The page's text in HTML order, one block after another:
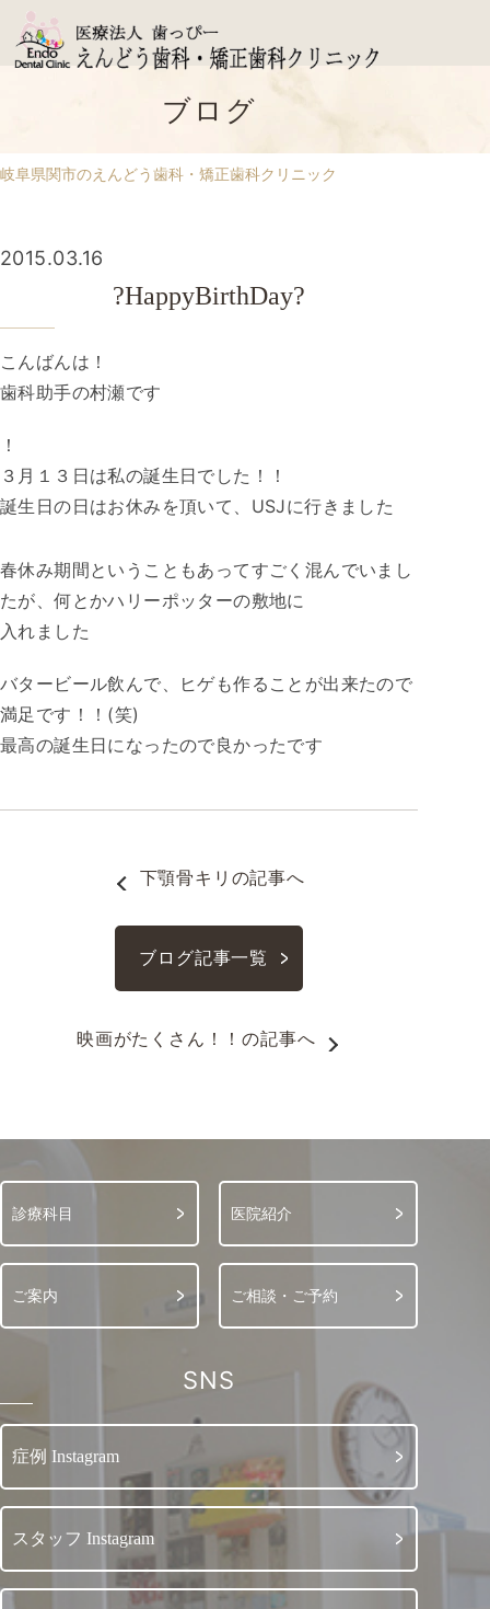
ブログ
岐阜県関市のえんどう歯科・矯正歯科クリニック
?HappyBirthDay?
2015.03.16
こんばんは！
歯科助手の村瀬です
！
３月１３日は私の誕生日でした！！
誕生日の日はお休みを頂いて、USJに行きました
春休み期間ということもあってすごく混んでいまし
たが、何とかハリーポッターの敷地に
入れました
バタービール飲んで、ヒゲも作ることが出来たので
満足です！！(笑)
最高の誕生日になったので良かったです
下顎骨キリ の記事へ
ブログ記事一覧
映画がたくさん！！の記事へ
診療科目 医院紹介
ご案内 ご相談・ご予約
SNS
症例 Instagram
スタッフ Instagram